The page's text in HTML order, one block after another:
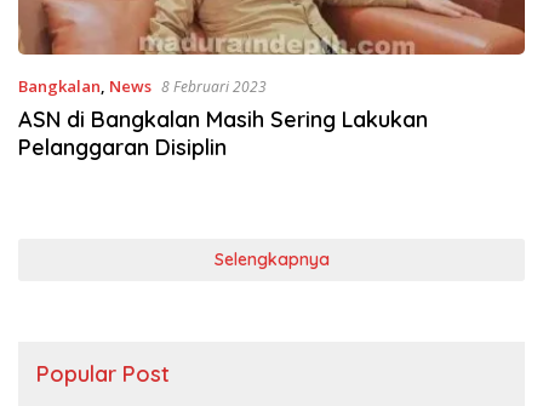
Bangkalan, News 8 Februari 2023
ASN di Bangkalan Masih Sering Lakukan
Pelanggaran Disiplin
Selengkapnya
Popular Post